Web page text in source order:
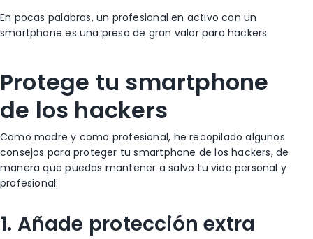
En pocas palabras, un profesional en activo con un
smartphone es una presa de gran valor para hackers.
Protege tu smartphone
de los hackers
Como madre y como profesional, he recopilado algunos
consejos para proteger tu smartphone de los hackers, de
manera que puedas mantener a salvo tu vida personal y
profesional:
1. Añade protección extra